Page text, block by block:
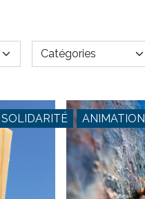
SOLIDARITÉ ANIMATION